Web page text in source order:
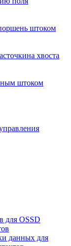
штоком
хвоста
штоком
для OSSD
данных для